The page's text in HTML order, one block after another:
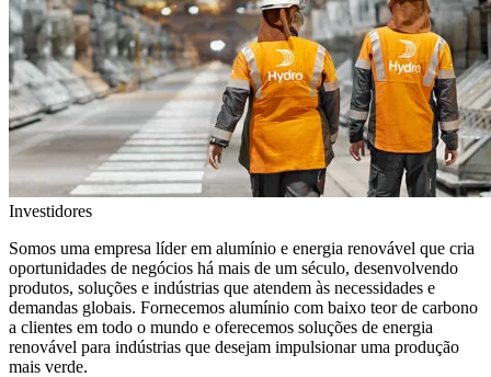
Investidores
Somos uma empresa líder em alumínio e energia renovável que cria
oportunidades de negócios há mais de um século, desenvolvendo
produtos, soluções e indústrias que atendem às necessidades e
demandas globais. Fornecemos alumínio com baixo teor de carbono
a clientes em todo o mundo e oferecemos soluções de energia
renovável para indústrias que desejam impulsionar uma produção
mais verde.